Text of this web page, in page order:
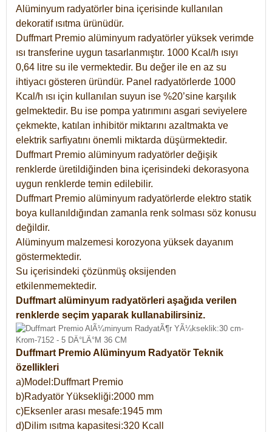
Alüminyum radyatörler bina içerisinde kullanılan
dekoratif ısıtma ürünüdür.
Duffmart Premio alüminyum radyatörler yüksek verimde
ısı transferine uygun tasarlanmıştır. 1000 Kcal/h ısıyı
0,64 litre su ile vermektedir. Bu değer ile en az su
ihtiyacı gösteren üründür. Panel radyatörlerde 1000
Kcal/h ısı için kullanılan suyun ise %20’sine karşılık
gelmektedir. Bu ise pompa yatırımını asgari seviyelere
çekmekte, katılan inhibitör miktarını azaltmakta ve
elektrik sarfiyatını önemli miktarda düşürmektedir.
Duffmart Premio alüminyum radyatörler değişik
renklerde üretildiğinden bina içerisindeki dekorasyona
uygun renklerde temin edilebilir.
Duffmart Premio alüminyum radyatörlerde elektro statik
boya kullanıldığından zamanla renk solması söz konusu
değildir.
Alüminyum malzemesi korozyona yüksek dayanım
göstermektedir.
Su içerisindeki çözünmüş oksijenden
etkilenmemektedir.
Duffmart alüminyum radyatörleri aşağıda verilen
renklerde seçim yaparak kullanabilirsiniz.
Duffmart Premio Alüminyum Radyatör Teknik
özellikleri
a)Model:Duffmart Premio
b)Radyatör Yüksekliği:2000 mm
c)Eksenler arası mesafe:1945 mm
d)Dilim ısıtma kapasitesi:320 Kcall